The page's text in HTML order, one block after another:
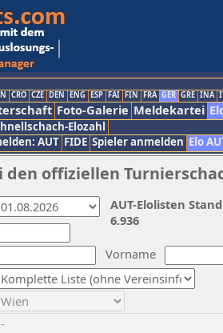
CRO CZE DEN ENG ESP FAI FIN FRA GER GRE INA
Foto-Galerie Meldekartei
Elozahl
AUT FIDE Spieler anmelden Elo
offiziellen
Vorname
AUT-Elolisten
6.936